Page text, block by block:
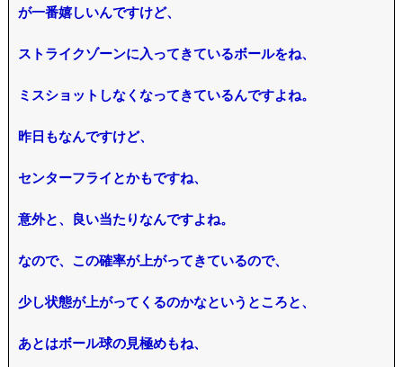
が一番嬉しいんですけど、
ストライクゾーンに入ってきているボールをね、
ミスショットしなくなってきているんですよね。
昨日もなんですけど、
センターフライとかもですね、
意外と、良い当たりなんですよね。
なので、この確率が上がってきているので、
少し状態が上がってくるのかなというところと、
あとはボール球の見極めもね、